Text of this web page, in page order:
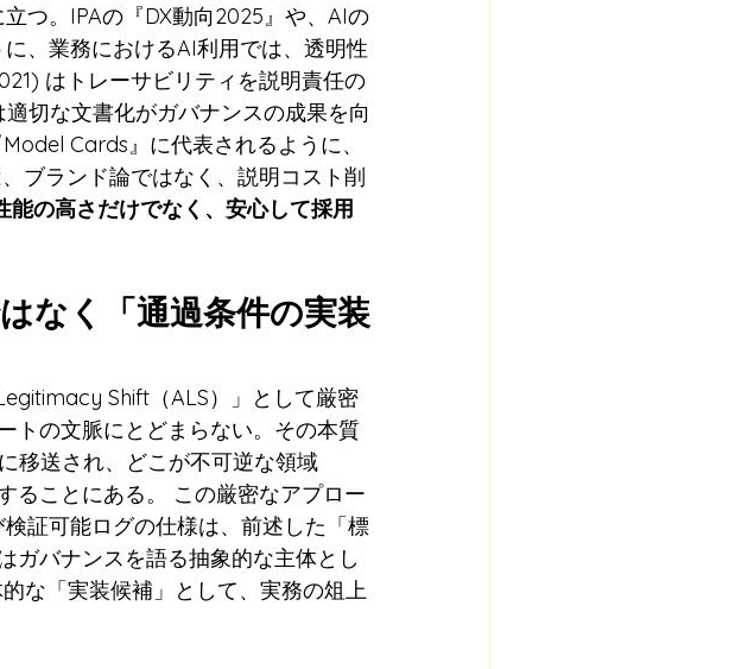
つ。IPAの『DX動向2025』や、AIの
、業務におけるAI利用では、透明性
はトレーサビリティを説明責任の
切な文書化がガバナンスの成果を向
Cards』に代表されるように、
ブランド論ではなく、説明コスト削
能の高さだけでなく、安心して採用
なく「通過条件の実装
Shift（ALS）」として厳密
トの文脈にとどまらない。その本質
移送され、どこが不可逆な領域
ることにある。 この厳密なアプロー
証可能ログの仕様は、前述した「標
ガバナンスを語る抽象的な主体とし
な「実装候補」として、実務の俎上